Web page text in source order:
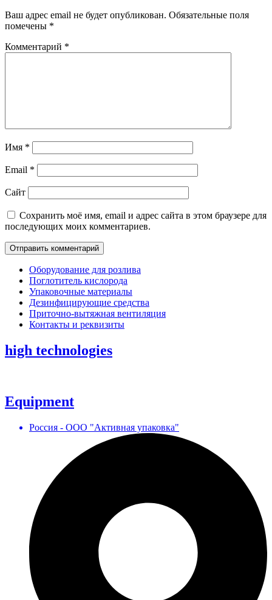
Ваш адрес email не будет опубликован. Обязательные поля
помечены *
Комментарий *
Имя *
Email *
Сайт
Сохранить моё имя, email и адрес сайта в этом браузере для
последующих моих комментариев.
Оборудование для розлива
Поглотитель кислорода
Упаковочные материалы
Дезинфицирующие средства
Приточно-вытяжная вентиляция
Контакты и реквизиты
high technologies
Equipment
Россия - ООО "Активная упаковка"